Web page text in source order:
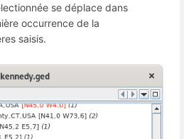
se déplace dans
occurrence de la
saisis.